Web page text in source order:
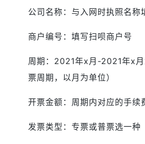
公司名称：与入网时执照名称
商户编号：填写扫呗商户号
周期：2021年x月-2021年x
票周期，以月为单位）
开票金额：周期内对应的手续
发票类型：专票或普票选一种